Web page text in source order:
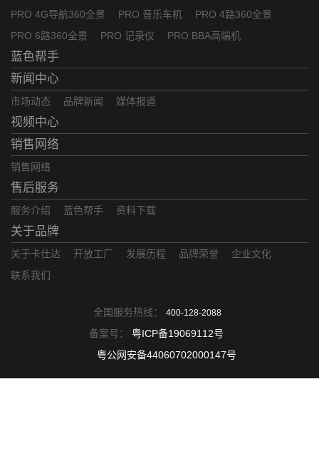
PRO 4G导航360全景
PRO 音乐车机
PRO 4路360全景
PRO 6路360全景
PRO 记录仪 PRO BBA高端机
蓝色帮手
新闻中心
市场动态 品牌新闻 媒体报道
视频中心
销售网络
销售网络
售后服务
服务介绍 蓝色帮手 资料下载
关于品牌
关于卡仕达 开放工厂 发展历程 品牌荣誉
企业文化
联系我们
全国服务热线： 400-128-2088
备案号： 粤ICP备19069112号
粤公网安备44060702000147号